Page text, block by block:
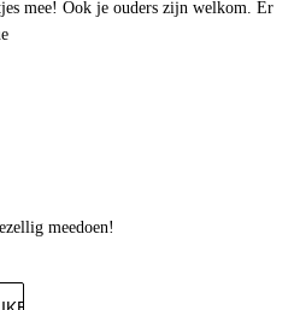
mee! Ook je ouders zijn welkom. Er
meedoen!